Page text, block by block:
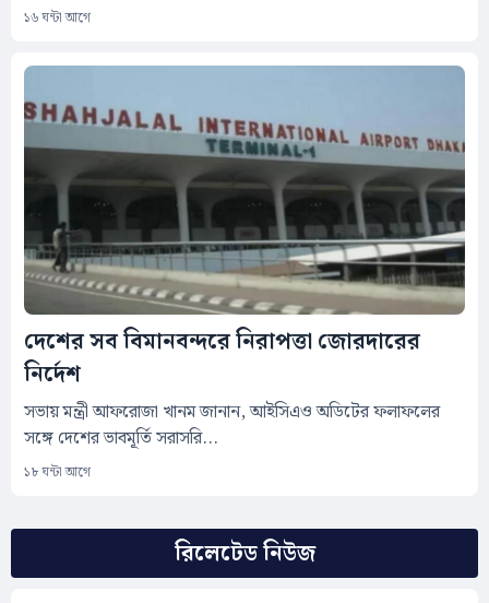
রিলেটেড নিউজ
১৬ ঘন্টা আগে
দেশের সব বিমানবন্দরে নিরাপত্তা জোরদারের
নির্দেশ
সভায় মন্ত্রী আফরোজা খানম জানান, আইসিএও অডিটের ফলাফলের
সঙ্গে দেশের ভাবমূর্তি সরাসরি...
১৮ ঘন্টা আগে